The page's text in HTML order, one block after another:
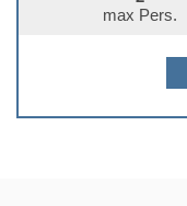
max Pers.